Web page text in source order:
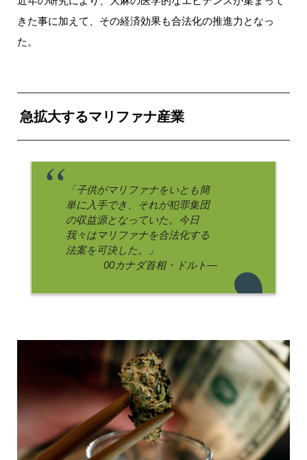
きた事に加えて、その経済効果も合法化の推進力となっ
た。
急拡大するマリファナ産業
「子供がマリファナをいとも簡
単に入手でき、それが犯罪集団
の収益源となっていた。今日
我々はマリファナを合法化する
法案を可決した。」
カナダ首相・ドルト―